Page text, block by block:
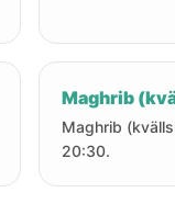
Maghrib
Maghrib
20:30.